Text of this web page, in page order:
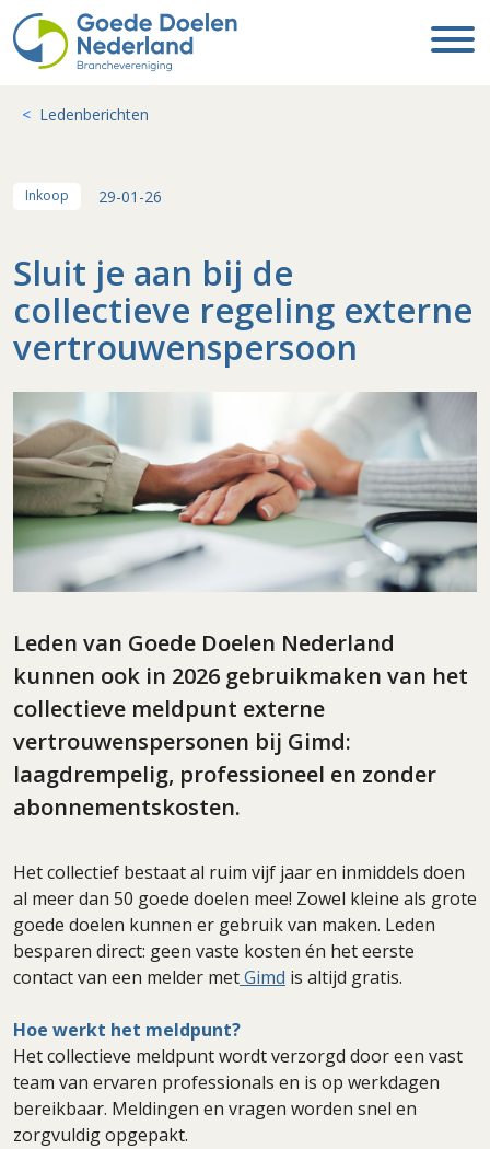
Ledenberichten
Inkoop 29-01-26
Sluit je aan bij de
collectieve regeling externe
vertrouwenspersoon
Leden van Goede Doelen Nederland
kunnen ook in 2026 gebruikmaken van het
collectieve meldpunt externe
vertrouwenspersonen bij Gimd:
laagdrempelig, professioneel en zonder
abonnementskosten.
Het collectief bestaat al ruim vijf jaar en inmiddels doen
al meer dan 50 goede doelen mee! Zowel kleine als grote
goede doelen kunnen er gebruik van maken. Leden
besparen direct: geen vaste kosten én het eerste
contact van een melder metGimd is altijd gratis.
Hoe werkt het meldpunt?
Het collectieve meldpunt wordt verzorgd door een vast
team van ervaren professionals en is op werkdagen
bereikbaar. Meldingen en vragen worden snel en
zorgvuldig opgepakt.